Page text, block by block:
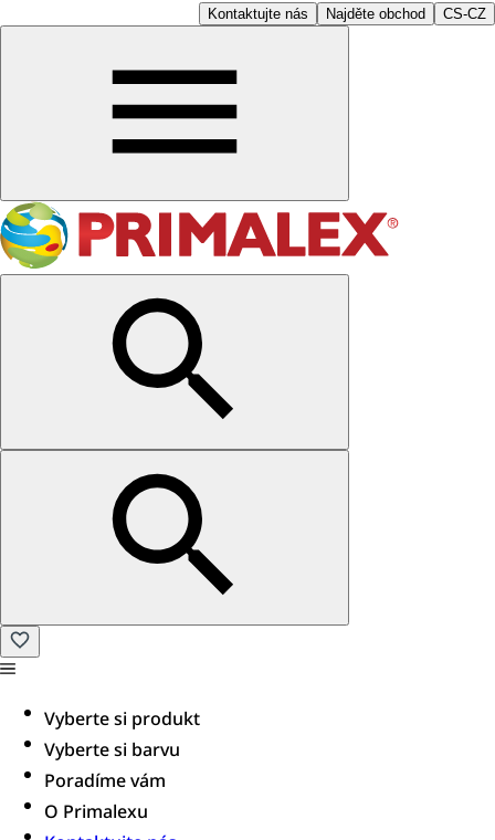
Kontaktujte nás Najděte obchod CS-CZ
Vyberte si produkt
Vyberte si barvu
Poradíme vám​
O Primalexu